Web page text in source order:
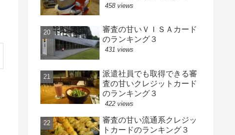
458 views
審査の甘いＶＩＳＡカード
のランキング３
431 views
派遣社員でも取得できる審
査の甘いクレジットカード
のランキング３
422 views
審査の甘い流通系クレジッ
トカードのランキング３